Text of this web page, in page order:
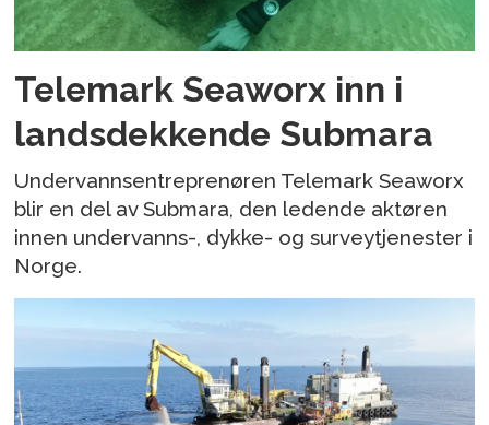
Telemark Seaworx inn i
landsdekkende Submara
Undervannsentreprenøren Telemark Seaworx
blir en del av Submara, den ledende aktøren
innen undervanns-, dykke- og surveytjenester i
Norge.